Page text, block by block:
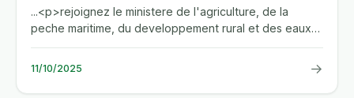
...<p>rejoignez le ministere de l'agriculture, de la
peche maritime, du developpement rural et des eaux
et forets en tant...
11/10/2025 →